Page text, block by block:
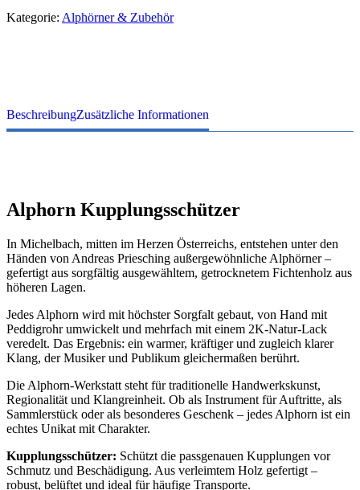
Kategorie: Alphörner & Zubehör
BeschreibungZusätzliche Informationen
Alphorn Kupplungsschützer
In Michelbach, mitten im Herzen Österreichs, entstehen unter den
Händen von Andreas Priesching außergewöhnliche Alphörner –
gefertigt aus sorgfältig ausgewähltem, getrocknetem Fichtenholz aus
höheren Lagen.
Jedes Alphorn wird mit höchster Sorgfalt gebaut, von Hand mit
Peddigrohr umwickelt und mehrfach mit einem 2K-Natur-Lack
veredelt. Das Ergebnis: ein warmer, kräftiger und zugleich klarer
Klang, der Musiker und Publikum gleichermaßen berührt.
Die Alphorn-Werkstatt steht für traditionelle Handwerkskunst,
Regionalität und Klangreinheit. Ob als Instrument für Auftritte, als
Sammlerstück oder als besonderes Geschenk – jedes Alphorn ist ein
echtes Unikat mit Charakter.
Kupplungsschützer: Schützt die passgenauen Kupplungen vor
Schmutz und Beschädigung. Aus verleimtem Holz gefertigt –
robust, belüftet und ideal für häufige Transporte.